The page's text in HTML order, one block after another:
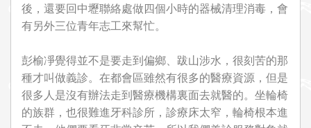
後，還要回中壢聯絡處做四個小時的器械清理消毒，會
有另外三位青年志工來幫忙。
彭榆凈覺得並不是要走到偏鄉、跋山涉水，很刻苦的那
種才叫做義診。在都會區雖然有很多的醫療資源，但是
很多人是沒有辦法走到醫療機構裏面去就醫的。坐輪椅
的族群，也很難進牙科診所，診療床太窄，輪椅根本進